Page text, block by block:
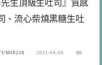
生頂級生吐司』質感
、流心柴燒黑糖生吐
2021-04-06